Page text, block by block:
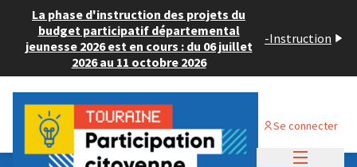
La phase d'instruction des projets du
budget participatif départemental
jeunesse 2026 est en cours : du 06 juillet
2026 au 11 octobre 2026
-Instruction
Se connecter